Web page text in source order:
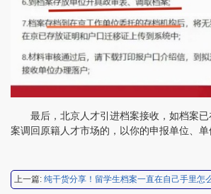
最后，北京人才引进档案接收，如档案
案调回原籍人才市场的，以你的申报单位、单
上一篇: 纯干货分享！留学生档案一直在自己手里怎
程女士 134****3518
王小姐 181****2354
程女士 136****3253